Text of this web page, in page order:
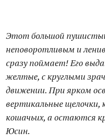
Этот большой
неповоротливым и
сразу поймает! Его
желтые, с круглыми
движении. При ярком
вертикальные щелочки,
кошачьих, а остаются
Юсин.